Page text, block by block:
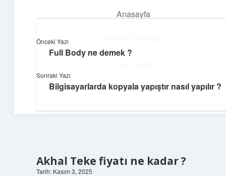
Anasayfa
Hakkımızda
Dijital Dünya Günlüğü
Akhal Teke fiyatı ne kadar ?
Tarih: Kasım 3, 2025
Önceki Yazı
Full Body ne demek ?
Sonraki Yazı
Bilgisayarlarda kopyala yapıştır nasıl yapılır ?